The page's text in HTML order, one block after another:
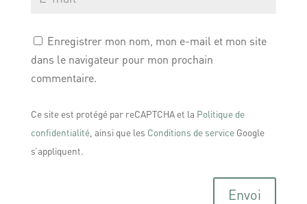
Enregistrer mon nom, mon e-mail et mon site
dans le navigateur pour mon prochain
commentaire.
Ce site est protégé par reCAPTCHA et la Politique de
confidentialité, ainsi que les Conditions de serviceGoogle
s’appliquent.
Envoi